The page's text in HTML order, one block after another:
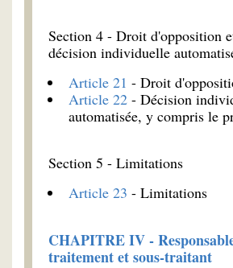
Section 4 - Droit d'opposition
décision individuelle
Article 21 - Droit
Article 22 - Décision
automatisée, y compris le
Section 5 - Limitations
Article 23 - Limitations
CHAPITRE IV -
traitement et sous-traitant